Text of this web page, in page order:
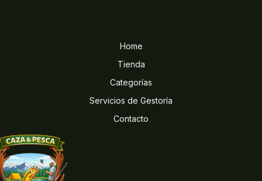
Home
Tienda
Categorías
Servicios de Gestoría
Contacto